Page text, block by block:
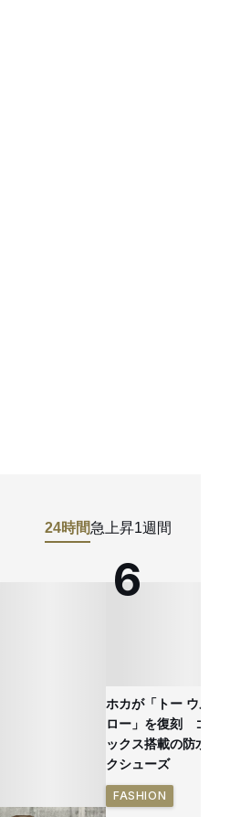
24時間急上昇1週間
ホカが「トー ウルト
ロー」を復刻 ゴア
ックス搭載の防水ハ
クシューズ
FASHION